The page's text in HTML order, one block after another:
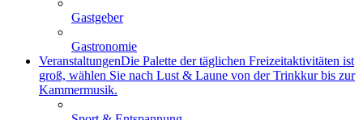
Gastgeber
Gastronomie
VeranstaltungenDie Palette der täglichen Freizeitaktivitäten ist
groß, wählen Sie nach Lust & Laune von der Trinkkur bis zur
Kammermusik.